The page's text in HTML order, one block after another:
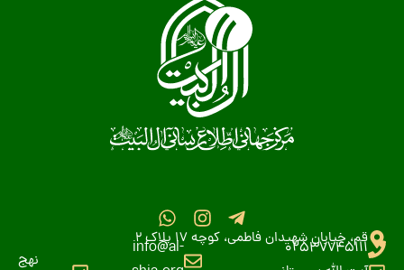
قم، خیابان شهیدان فاطمی، کوچه 17 پلاک 2
02537745111
info@al-
نهج